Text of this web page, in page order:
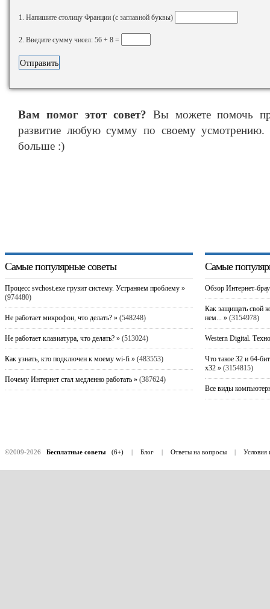
1. Напишите столицу Франции (с заглавной буквы)
2. Введите сумму чисел: 56 + 8 =
Вам помог этот совет? Вы можете помочь
развитие любую сумму по своему
больше :)
Самые популярные советы
Процесс svchost.exe грузит систему. Устраняем проблему »
(974480)
Не работает микрофон, что делать? »(548248)
Не работает клавиатура, что делать? »(513024)
Как узнать, кто подключен к моему wi-fi »(483553)
Почему Интернет стал медленно работать »(387624)
Самые
Обзор Интернет-
Как защищать свой
нем... »(3154978)
Western Digital.
Что такое 32 и 64-
x32 »(3154815)
Все виды
©2009-2026 Бесплатные советы(6+) | Блог | Ответы на вопросы | Условия